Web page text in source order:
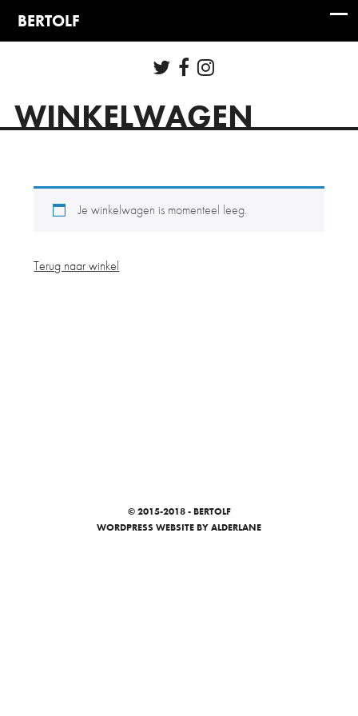
WINKELWAGEN
Je winkelwagen is momenteel leeg.
Terug naar winkel
© 2015-2018 - BERTOLF
WORDPRESS WEBSITEBY ALDERLANE